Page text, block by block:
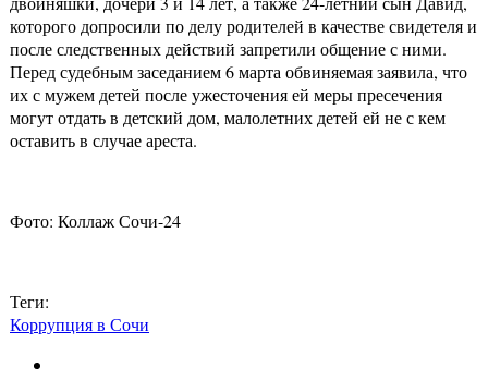
которого допросили по делу родителей в качестве свидетеля и
после следственных действий запретили общение с ними.
Перед судебным заседанием 6 марта обвиняемая заявила, что
их с мужем детей после ужесточения ей меры пресечения
могут отдать в детский дом, малолетних детей ей не с кем
оставить в случае ареста.
Фото: Коллаж Сочи-24
Теги:
Коррупция в Сочи